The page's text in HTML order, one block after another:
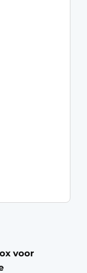
voor